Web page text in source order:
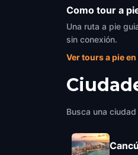
Como tour a
Una ruta a pie
sin conexión.
Ver tours a pie
Busca una